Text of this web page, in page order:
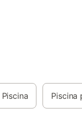
Piscina Piscina